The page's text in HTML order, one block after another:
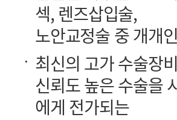
섹, 렌즈삽입술,
노안교정술 중 개개
에게 전가되는